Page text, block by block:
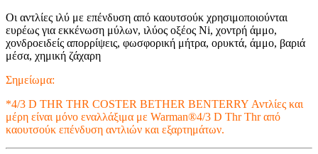
Οι αντλίες ιλύ με επένδυση από καουτσούκ χρησιμοποιούνται
ευρέως για εκκένωση μύλων, ιλύος οξέος Ni, χοντρή άμμο,
χονδροειδείς απορρίψεις, φωσφορική μήτρα, ορυκτά, άμμο, βαριά
μέσα, χημική ζάχαρη
Σημείωμα:
*4/3 D THR THR COSTER BETHER BENTERRY Αντλίες και
μέρη είναι μόνο εναλλάξιμα με Warman®4/3 D Thr Thr από
καουτσούκ επένδυση αντλιών και εξαρτημάτων.